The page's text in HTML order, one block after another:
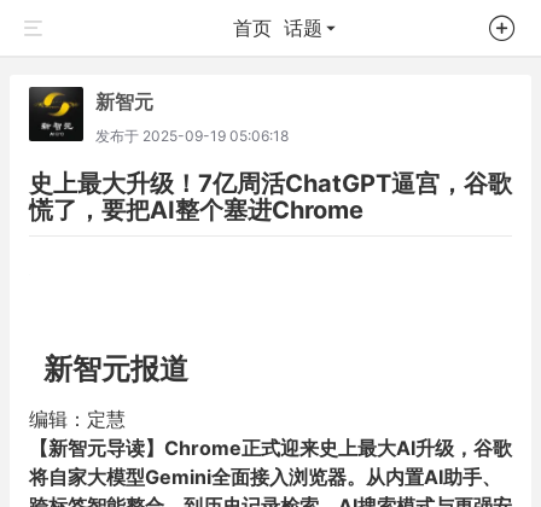
首页 话题
新智元
发布于 2025-09-19 05:06:18
史上最大升级！7亿周活ChatGPT逼宫，谷歌
慌了，要把AI整个塞进Chrome
新智元报道
编辑：定慧
【新智元导读】Chrome正式迎来史上最大AI升级，谷歌
将自家大模型Gemini全面接入浏览器。从内置AI助手、